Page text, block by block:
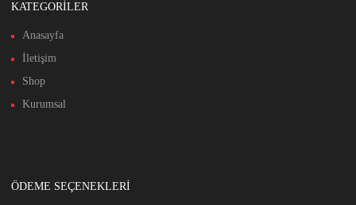
KATEGORİLER
Anasayfa
İletişim
Shop
Kurumsal
ÖDEME SEÇENEKLERİ